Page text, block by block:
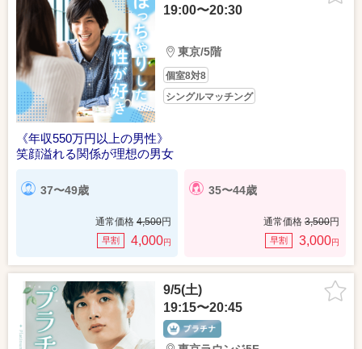
19:00〜20:30
東京/5階
個室8対8
シングルマッチング
《年収550万円以上の男性》
笑顔溢れる関係が理想の男女
37〜49歳
通常価格 4,500円
早割 4,000円
35〜44歳
通常価格 3,500円
早割 3,000円
9/5(土)
19:15〜20:45